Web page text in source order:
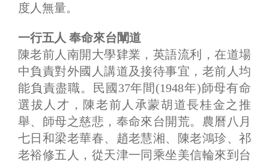
度人無量。
一行五人 奉命來台闡道
陳老前人南開大學肄業，英語流利，在道場
中負責對外國人講道及接待事宜，老前人均
能負責盡職。民國37年間(1948年)師母有命
選拔人才，陳老前人承蒙胡道長桂金之推
舉、師母之慈悲，奉命來台開荒。農曆八月
七日和梁老華春、趙老慧湘、陳老鴻珍、祁
老裕修五人，從天津一同乘坐美信輪來到台